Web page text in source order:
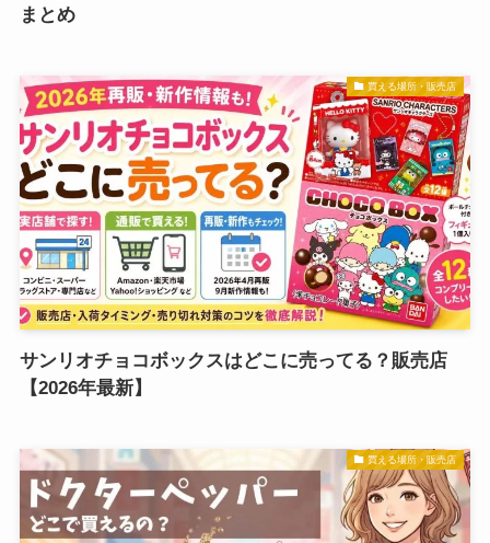
まとめ
買える場所・販売店
サンリオチョコボックスはどこに売ってる？販売店
【2026年最新】
買える場所・販売店